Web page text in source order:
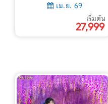
เม.ย. 69
เริ่มต้น
27,999